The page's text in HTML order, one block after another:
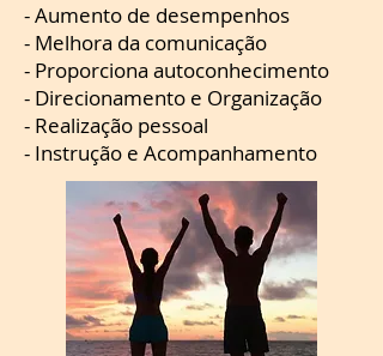
- Aumento de desempenhos
- Melhora da comunicação
- Proporciona autoconhecimento
- Direcionamento e Organização
- Realização pessoal
- Instrução e Acompanhamento